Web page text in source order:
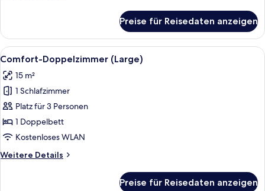
Preise für Reisedaten anzeigen
Alle
Fotos
für
Comfort-
Doppelzimmer
(Large)
anzeigen
8
Comfort-Doppelzimmer (Large)
15 m²
1 Schlafzimmer
Platz für 3 Personen
1 Doppelbett
Kostenloses WLAN
Weitere Details
Weitere
Preise für Reisedaten anzeigen